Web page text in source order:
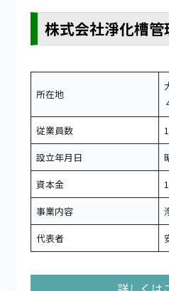
株式会社淨化槽管
所在地
従業員数
設立年月日
資本金
事業内容
代表者